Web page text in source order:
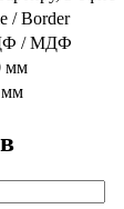
/ Border
/ МДФ
мм
мм